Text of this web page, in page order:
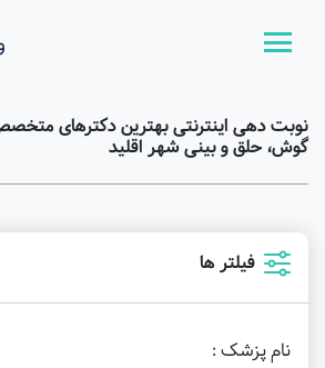
نوبت دهی اینترنتی بهترین دکترهای
گوش، حلق و بینی شهر اقلید
فیلتر ها
نام پزشک :